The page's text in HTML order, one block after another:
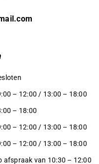
– 12:00 / 13:00 – 18:00
– 18:00
– 12:00 / 13:00 – 18:00
– 12:00 / 13:00 – 18:00
afspraak van 10:30 – 12:00